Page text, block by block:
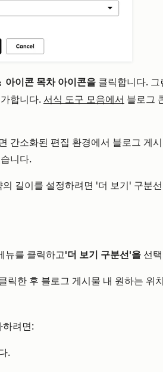
아이콘 목차 아이콘을 클릭합니다. 그
합니다. 서식 도구 모음에서 블로그
간소화된 편집 환경에서 블로그 게
니다.
길이를 설정하려면 '더 보기' 구분
뉴를 클릭하고'더 보기 구분선'을 선
릭한 후 블로그 게시물 내 원하는 위
하려면:
.